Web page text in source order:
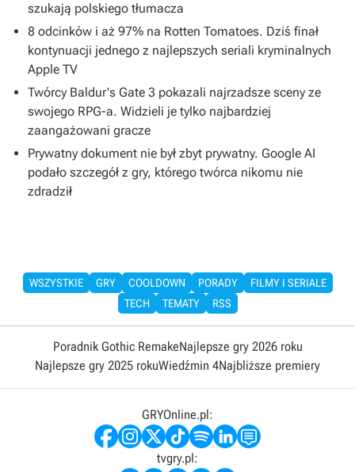
szukają polskiego tłumacza
8 odcinków i aż 97% na Rotten Tomatoes. Dziś finał
kontynuacji jednego z najlepszych seriali kryminalnych
Apple TV
Twórcy Baldur's Gate 3 pokazali najrzadsze sceny ze
swojego RPG-a. Widzieli je tylko najbardziej
zaangażowani gracze
Prywatny dokument nie był zbyt prywatny. Google AI
podało szczegół z gry, którego twórca nikomu nie
zdradził
WSZYSTKIE GRY COOLDOWN PORADY
FILMY I SERIALE
TECH
TEMATY RSS
Poradnik Gothic RemakeNajlepsze gry 2026 roku
Najlepsze gry 2025 rokuWiedźmin 4Najbliższe premiery
GRYOnline.pl:
tvgry.pl: